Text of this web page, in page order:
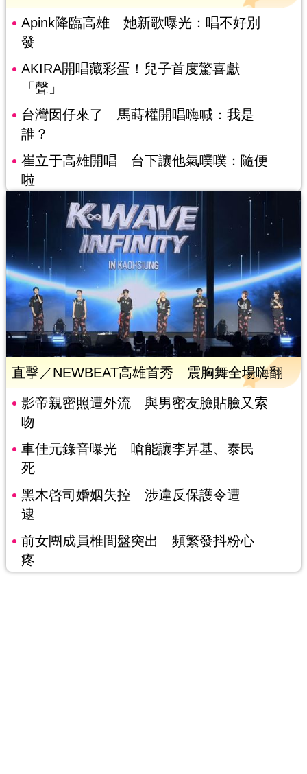
Apink降臨高雄 她新歌曝光：唱不好別
發
AKIRA開唱藏彩蛋！兒子首度驚喜獻
「聲」
台灣囡仔來了 馬蒔權開唱嗨喊：我是
誰？
崔立于高雄開唱 台下讓他氣噗噗：隨便
啦
直擊／NEWBEAT高雄首秀 震胸舞全場嗨翻
影帝親密照遭外流 與男密友臉貼臉又索
吻
車佳元錄音曝光 嗆能讓李昇基、泰民
死
黑木啓司婚姻失控 涉違反保護令遭
逮
前女團成員椎間盤突出 頻繁發抖粉心
疼